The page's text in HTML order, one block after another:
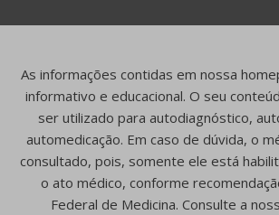
As informações contidas em nossa
informativo e educacional. O seu
ser utilizado para autodiagnóstico,
automedicação. Em caso de dúvida, o
consultado, pois, somente ele está
o ato médico, conforme
Federal de Medicina. Consulte a